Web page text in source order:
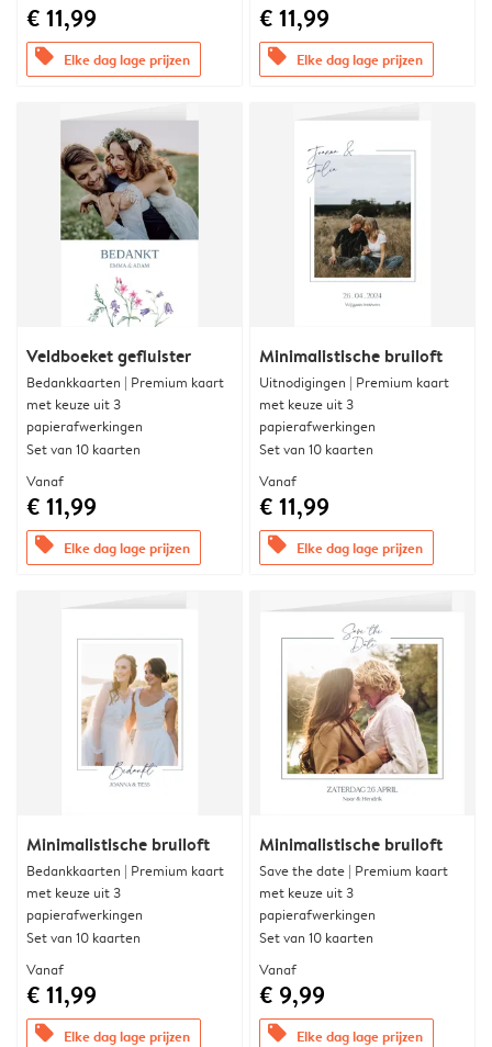
€ 11,99
offers Elke dag lage prijzen
€ 11,99
offers Elke dag lage prijzen
Veldboeket gefluister
Bedankkaarten | Premium kaart
met keuze uit 3
papierafwerkingen
Set van 10 kaarten
Vanaf
€ 11,99
offers Elke dag lage prijzen
Minimalistische bruiloft
Uitnodigingen | Premium kaart
met keuze uit 3
papierafwerkingen
Set van 10 kaarten
Vanaf
€ 11,99
offers Elke dag lage prijzen
Minimalistische bruiloft
Bedankkaarten | Premium kaart
met keuze uit 3
papierafwerkingen
Set van 10 kaarten
Vanaf
€ 11,99
offers Elke dag lage prijzen
Minimalistische bruiloft
Save the date | Premium kaart
met keuze uit 3
papierafwerkingen
Set van 10 kaarten
Vanaf
€ 9,99
offers Elke dag lage prijzen